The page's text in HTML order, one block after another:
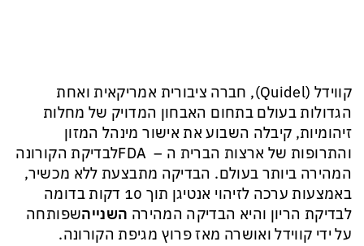
קווידל (Quidel), חברה ציבורית אמריקאית ואחת
הגדולות בעולם בתחום האבחון המדויק של מחלות
זיהומיות, קיבלה השבוע את אישור מינהל המזון
והתרופות של ארצות הברית ה – FDAלבדיקת הקורונה
המהירה ביותר בעולם. הבדיקה מתבצעת ללא מכשיר,
באמצעות ערכה לזיהוי אנטיגן תוך 10 דקות בדומה
לבדיקת הריון והיא הבדיקה המהירה השנייהשפותחה
על ידי קווידל ואושרה מאז פרוץ מגיפת הקורונה.